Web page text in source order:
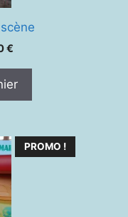
€Le
est :
PROMO !